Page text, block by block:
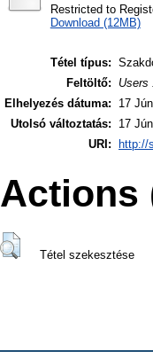
Restricted to
Download (12MB)
Tétel típus:
Feltöltő:
Users
Elhelyezés dátuma:
17
Utolsó változtatás:
17
URI:
http://
Actions
Tétel szekesztése